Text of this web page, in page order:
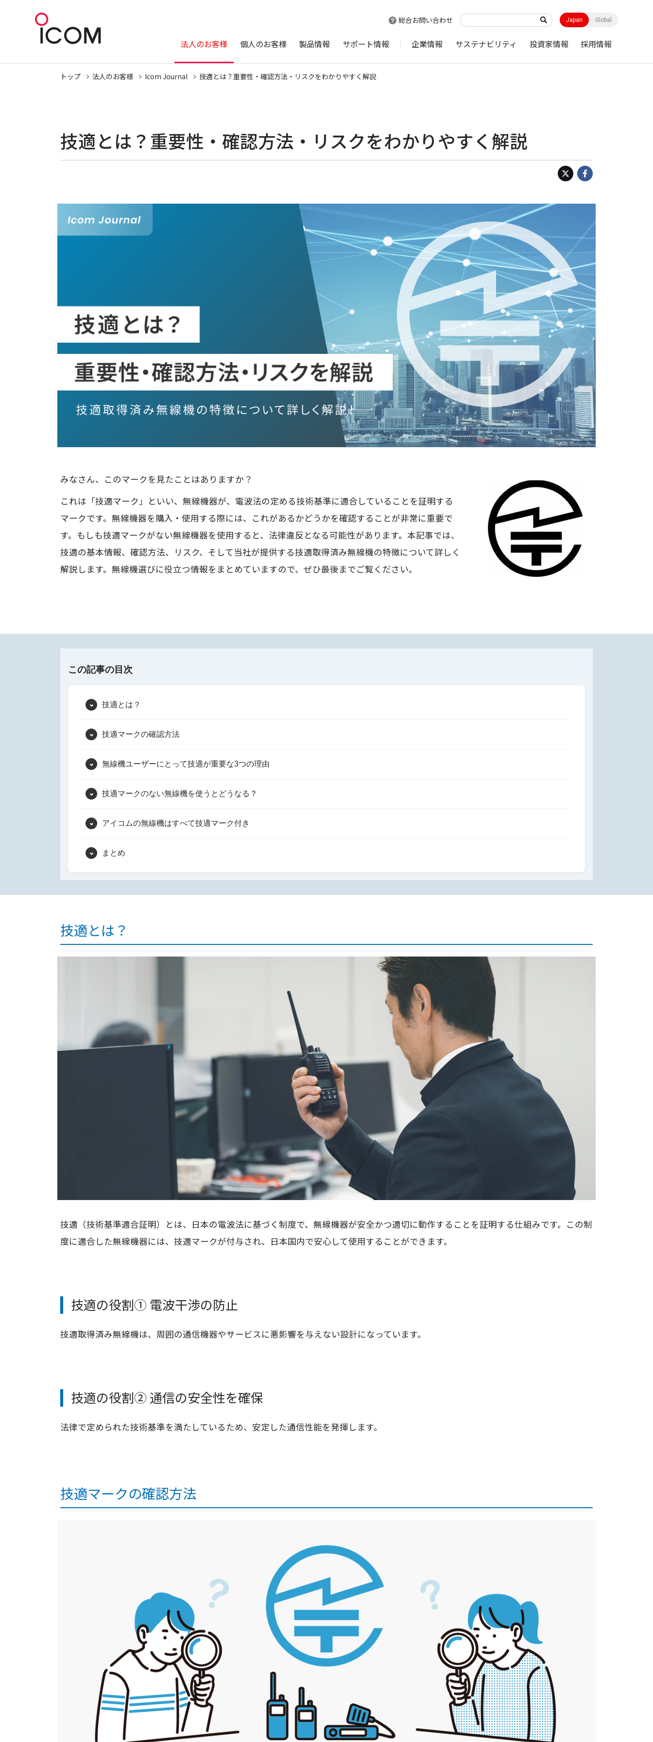
総合お問い合わせ Japan Global
法人のお客様 個人のお客様 製品情報 サポート情報 企業情報 サステナビリティ 投資家情報 採用情報
トップ 法人のお客様 Icom Journal 技適とは？重要性・確認方法・リスクをわかりやすく解説
技適とは？重要性・確認方法・リスクをわかりやすく解説
みなさん、このマークを見たことはありますか？
これは「技適マーク」といい、無線機器が、電波法の定める技術基準に適合していることを証明する
マークです。無線機器を購入・使用する際には、これがあるかどうかを確認することが非常に重要で
す。もしも技適マークがない無線機器を使用すると、法律違反となる可能性があります。本記事では、
技適の基本情報、確認方法、リスク、そして当社が提供する技適取得済み無線機の特徴について詳しく
解説します。無線機選びに役立つ情報をまとめていますので、ぜひ最後までご覧ください。
この記事の目次
技適とは？
技適マークの確認方法
無線機ユーザーにとって技適が重要な3つの理由
技適マークのない無線機を使うとどうなる？
アイコムの無線機はすべて技適マーク付き
まとめ
技適とは？
技適（技術基準適合証明）とは、日本の電波法に基づく制度で、無線機器が安全かつ適切に動作することを証明する仕組みです。この制
度に適合した無線機器には、技適マークが付与され、日本国内で安心して使用することができます。
技適の役割① 電波干渉の防止
技適取得済み無線機は、周囲の通信機器やサービスに悪影響を与えない設計になっています。
技適の役割② 通信の安全性を確保
法律で定められた技術基準を満たしているため、安定した通信性能を発揮します。
技適マークの確認方法